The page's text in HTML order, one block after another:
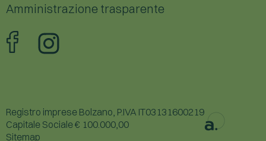
Amministrazione trasparente
Registro imprese Bolzano, P.IVA IT03131600219
Capitale Sociale € 100.000,00
Sitemap